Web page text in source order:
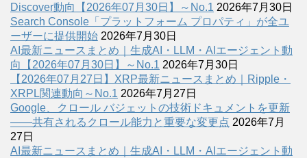
Discover動向【2026年07月30日】～No.1 2026年7月30日
Search Console「プラットフォーム プロパティ」が全ユ
ーザーに提供開始 2026年7月30日
AI最新ニュースまとめ｜生成AI・LLM・AIエージェント動
向【2026年07月30日】～No.1 2026年7月30日
【2026年07月27日】XRP最新ニュースまとめ｜Ripple・
XRPL関連動向～No.1 2026年7月27日
Google、クロール バジェットの技術ドキュメントを更新
――共有されるクロール能力と重要な変更点 2026年7月
27日
AI最新ニュースまとめ｜生成AI・LLM・AIエージェント動